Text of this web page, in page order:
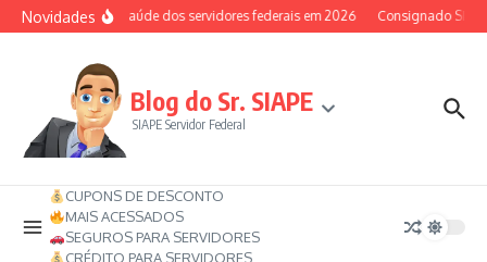
Ir para o conteúdo
NovidadesAuxílio-saúde dos servidores federais em 2026 Consignado
Blog do Sr. SIAPE
SIAPE Servidor Federal
CUPONS DE DESCONTO
MAIS ACESSADOS
SEGUROS PARA SERVIDORES
CRÉDITO PARA SERVIDORES